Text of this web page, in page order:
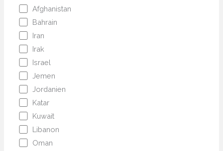
Afghanistan
Bahrain
Iran
Irak
Israel
Jemen
Jordanien
Katar
Kuwait
Libanon
Oman